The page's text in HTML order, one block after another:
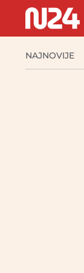
NAJNOVIJE